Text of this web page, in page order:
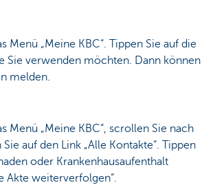
Menü „Meine KBC“. Tippen Sie auf die
Sie verwenden möchten. Dann können
melden.
Menü „Meine KBC“, scrollen Sie nach
auf den Link „Alle Kontakte“. Tippen
oder Krankenhausaufenthalt
Akte weiterverfolgen“.